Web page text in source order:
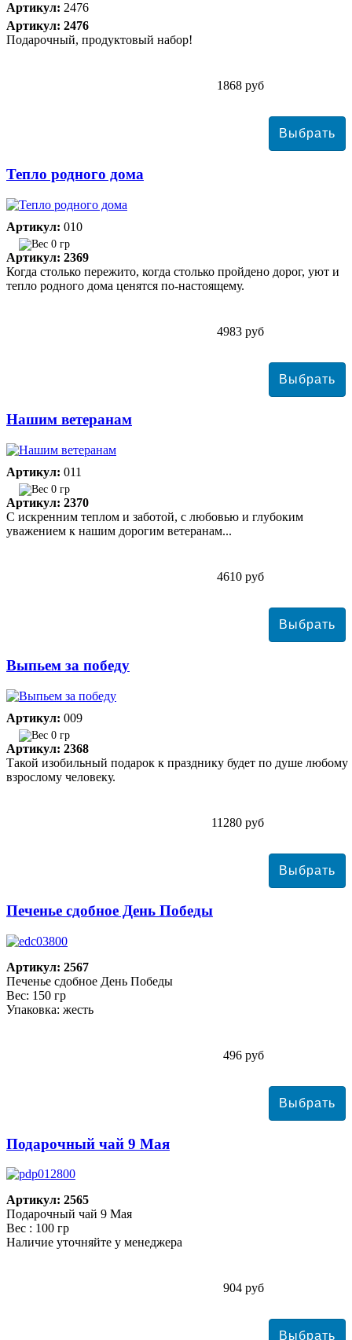
Артикул: 2476
Артикул: 2476
Подарочный, продуктовый набор!
1868 руб
Тепло родного дома
Артикул: 010
0 гр
Артикул: 2369
Когда столько пережито, когда столько пройдено дорог, уют и
тепло родного дома ценятся по-настоящему.
4983 руб
Нашим ветеранам
Артикул: 011
0 гр
Артикул: 2370
С искренним теплом и заботой, с любовью и глубоким
уважением к нашим дорогим ветеранам...
4610 руб
Выпьем за победу
Артикул: 009
0 гр
Артикул: 2368
Такой изобильный подарок к празднику будет по душе любому
взрослому человеку.
11280 руб
Печенье сдобное День Победы
Артикул: 2567
Печенье сдобное День Победы
Вес: 150 гр
Упаковка: жесть
496 руб
Подарочный чай 9 Мая
Артикул: 2565
Подарочный чай 9 Мая
Вес : 100 гр
Наличие уточняйте у менеджера
904 руб